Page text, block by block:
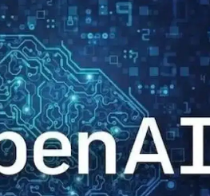
Bitlis
Bolu
Burdur
Bursa
Çanakkale
Çankırı